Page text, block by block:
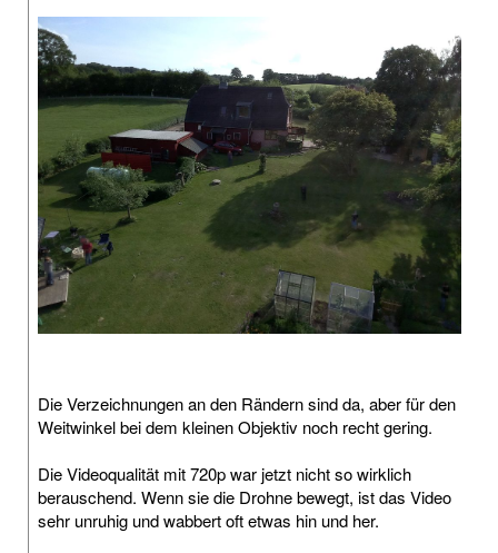
Die Verzeichnungen an den Rändern sind da, aber für den
Weitwinkel bei dem kleinen Objektiv noch recht gering.
Die Videoqualität mit 720p war jetzt nicht so wirklich
berauschend. Wenn sie die Drohne bewegt, ist das Video
sehr unruhig und wabbert oft etwas hin und her.